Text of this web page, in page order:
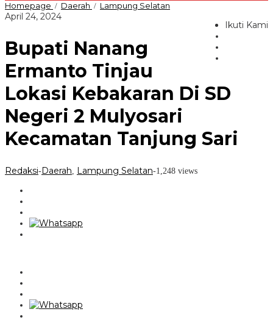
Homepage / Daerah / Lampung Selatan
2
Mulyosari
Kecamatan
Tanjung
Ikuti Kami
April 24, 2024oleh
Bupati Nanang
Ermanto Tinjau
Lokasi Kebakaran Di SD
Negeri 2 Mulyosari
Kecamatan Tanjung Sari
Redaksi-Daerah Lampung Selatan-1,248 views